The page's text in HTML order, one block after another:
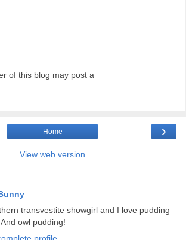
of this blog may post a
›
Home
View web version
transvestite showgirl and I love pudding
owl pudding!